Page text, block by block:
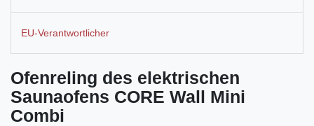
EU-Verantwortlicher
Ofenreling des elektrischen
Saunaofens CORE Wall Mini
Combi